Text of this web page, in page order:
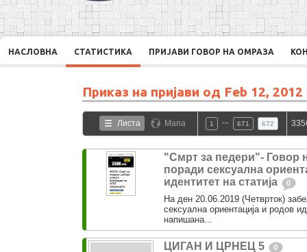
НАСЛОВНА СТАТИСТИКА ПРИЈАВИ ГОВОР НА ОМРАЗА
Приказ на пријави од Feb 12,
Листа Мапа 1 671 672
"Смрт за педери"- Говор
поради сексуална
идентитет на статија
0
На ден 20.06.2019 (Четврток)
сексуална ориентација и родов
напишана...
ЦИГАН И ЦРНЕЦ 5 0